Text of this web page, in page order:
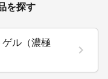
を探す
ル（濃極